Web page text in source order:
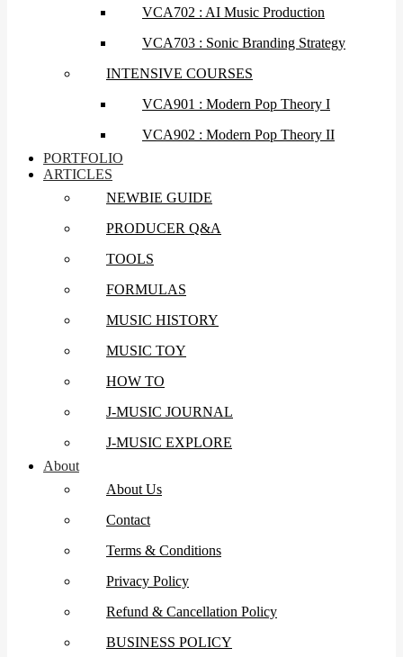
VCA702 : AI Music Production
VCA703 : Sonic Branding Strategy
INTENSIVE COURSES
VCA901 : Modern Pop Theory I
VCA902 : Modern Pop Theory II
PORTFOLIO
ARTICLES
NEWBIE GUIDE
PRODUCER Q&A
TOOLS
FORMULAS
MUSIC HISTORY
MUSIC TOY
HOW TO
J-MUSIC JOURNAL
J-MUSIC EXPLORE
About
About Us
Contact
Terms & Conditions
Privacy Policy
Refund & Cancellation Policy
BUSINESS POLICY